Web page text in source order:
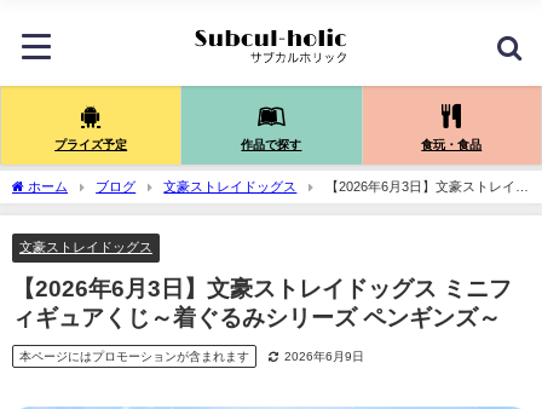
プライズ予定 作品で探す 食玩・食品
ホーム ブログ 文豪ストレイドッグス
【2026年6月3日】文豪ストレイド
ッグス ミニフィギュアくじ～着ぐるみシリーズ ペンギンズ～
文豪ストレイドッグス
【2026年6月3日】文豪ストレイドッグス ミニフ
ィギュアくじ～着ぐるみシリーズ ペンギンズ～
本ページにはプロモーションが含まれます 2026年6月9日